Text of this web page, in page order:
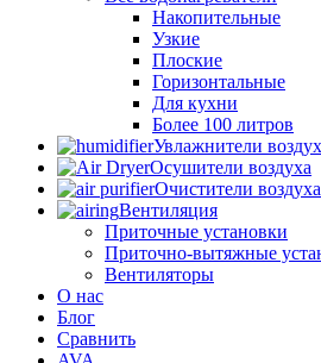
Накопительные
Узкие
Плоские
Горизонтальные
Для кухни
Более 100 литров
Увлажнители
Осушители воздуха
Очистители воздуха
Вентиляция
Приточные установки
Приточно-вытяжные
Вентиляторы
О нас
Блог
Сравнить